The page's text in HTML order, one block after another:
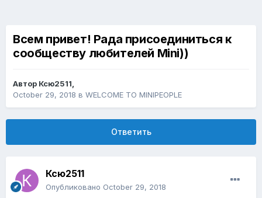
Всем привет! Рада присоединиться к
сообществу любителей Mini))
Автор Ксю2511,
October 29, 2018 в WELCOME TO MINIPEOPLE
Ответить
Ксю2511
Опубликовано October 29, 2018